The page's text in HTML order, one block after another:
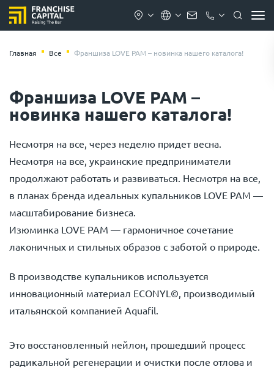
Главная Все Франшиза LOVE PAM – новинка нашего каталога!
Франшиза LOVE PAM –
новинка нашего каталога!
Несмотря на все, через неделю придет весна.
Несмотря на все, украинские предприниматели
продолжают работать и развиваться. Несмотря на все,
в планах бренда идеальных купальников LOVE PAM —
масштабирование бизнеса.
Изюминка LOVE PAM — гармоничное сочетание
лаконичных и стильных образов с заботой о природе.
В производстве купальников используется
инновационный материал ECONYL©, производимый
итальянской компанией Aquafil.
Это восстановленный нейлон, прошедший процесс
радикальной регенерации и очистки после отлова и